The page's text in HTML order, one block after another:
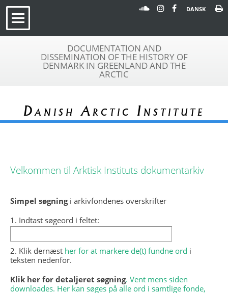
DANSK
DOCUMENTATION AND
DISSEMINATION OF THE HISTORY OF
DENMARK IN GREENLAND AND THE
ARCTIC
Danish Arctic Institute
Velkommen til Arktisk Instituts dokumentarkiv
Simpel søgningi arkivfondenes overskrifter
1. Indtast søgeord i feltet:
2. Klik dernæst her for at markere de(t) fundne ord i
teksten nedenfor.
Klik her for detaljeret søgning. Vent mens siden
downloades. Her kan søges på alle ord i samtlige fonde,